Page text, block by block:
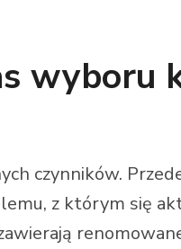
wyboru
czynników.
z którym się